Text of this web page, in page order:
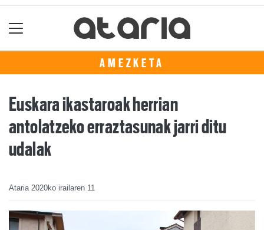
AMEZKETA
Euskara ikastaroak herrian
antolatzeko erraztasunak jarri ditu
udalak
Ataria 2020ko irailaren 11